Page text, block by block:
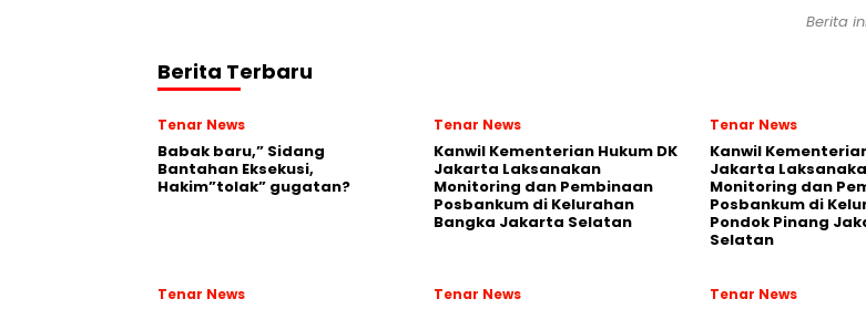
Berita
Berita Terbaru
Tenar News
Babak baru,” Sidang
Bantahan Eksekusi,
Hakim”tolak” gugatan?
Tenar News
Kanwil Kementerian Hukum DK
Jakarta Laksanakan
Monitoring dan Pembinaan
Posbankum di Kelurahan
Bangka Jakarta Selatan
Tenar News
Kanwil
Jakarta
Monitoring dan
Posbankum di
Pondok Pinang
Selatan
Tenar News Tenar News Tenar News